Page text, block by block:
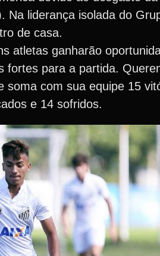
Na liderança isolada do
de casa.
atletas ganharão
fortes para a partida.
soma com sua equipe 15
e 14 sofridos.